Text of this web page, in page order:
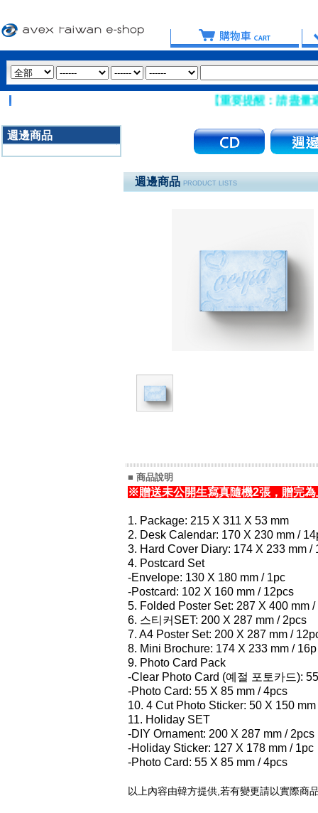
【重要提醒：請盡量避免使用
週邊商品
週邊商品 PRODUCT LISTS
■ 商品說明
※贈送未公開生寫真隨機2張，贈完
1. Package: 215 X 311 X 53 mm
2. Desk Calendar: 170 X 230 mm /
3. Hard Cover Diary: 174 X 233 mm /
4. Postcard Set
-Envelope: 130 X 180 mm / 1pc
-Postcard: 102 X 160 mm / 12pcs
5. Folded Poster Set: 287 X 400 mm /
6. 스티커SET: 200 X 287 mm / 2pcs
7. A4 Poster Set: 200 X 287 mm /
8. Mini Brochure: 174 X 233 mm / 16p
9. Photo Card Pack
-Clear Photo Card (예절 포토카드):
-Photo Card: 55 X 85 mm / 4pcs
10. 4 Cut Photo Sticker: 50 X 150
11. Holiday SET
-DIY Ornament: 200 X 287 mm / 2pcs
-Holiday Sticker: 127 X 178 mm / 1pc
-Photo Card: 55 X 85 mm / 4pcs
以上內容由韓方提供,若有變更請以實際商